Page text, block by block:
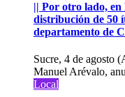
|| Por otro lado,
distribución de 50
departamento de
Sucre, 4 de agosto
Manuel Arévalo,
Local